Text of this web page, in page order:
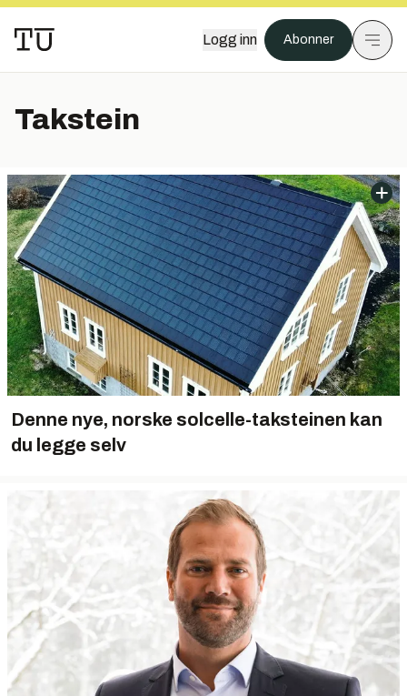
Logg inn Abonner
Takstein
Denne nye, norske solcelle-taksteinen kan
du legge selv